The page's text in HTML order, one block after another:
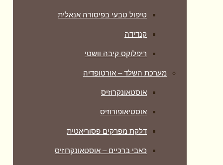
טיפול טבעי בפיסורה אנאלית
קנדידה
ריפלוקס קיבה וושטי
מערכת השלד – אורטופדיה
אוסטאונקרוזיס
אוסטיאופורוזיס
דלקת מפרקים פסוריאטית
כאבי ברכיים – אוסטאונקרוזיס